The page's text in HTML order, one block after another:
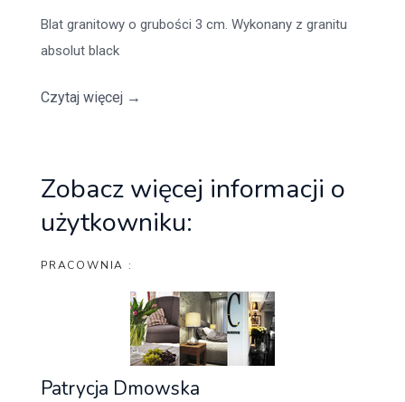
Blat granitowy o grubości 3 cm. Wykonany z granitu
absolut black
Czytaj więcej →
Zobacz więcej informacji o
użytkowniku:
PRACOWNIA :
Patrycja Dmowska